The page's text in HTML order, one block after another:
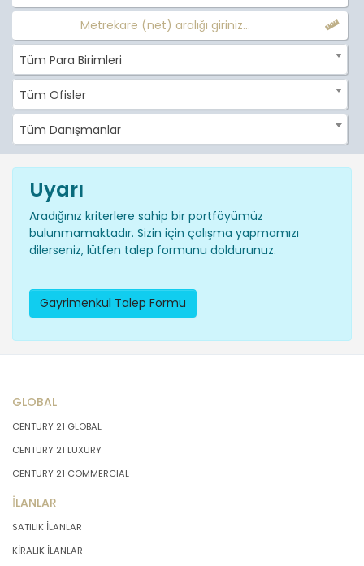
Metrekare (net) aralığı giriniz...
Tüm Para Birimleri
Tüm Ofisler
Tüm Danışmanlar
Uyarı
Aradığınız kriterlere sahip bir portföyümüz
bulunmamaktadır. Sizin için çalışma yapmamızı
dilerseniz, lütfen talep formunu doldurunuz.
Gayrimenkul Talep Formu
GLOBAL
CENTURY 21 GLOBAL
CENTURY 21 LUXURY
CENTURY 21 COMMERCIAL
İLANLAR
SATILIK İLANLAR
KİRALIK İLANLAR